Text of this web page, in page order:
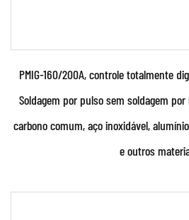
PMIG-160/200A, controle totalmente
Soldagem por pulso sem soldagem
carbono comum, aço inoxidável,
e outros